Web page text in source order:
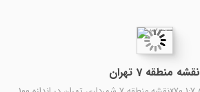
نقشه منطقه 7 تهران